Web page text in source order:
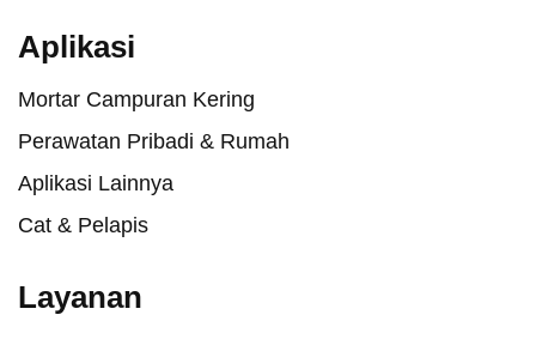
Aplikasi
Mortar Campuran Kering
Perawatan Pribadi & Rumah
Aplikasi Lainnya
Cat & Pelapis
Layanan